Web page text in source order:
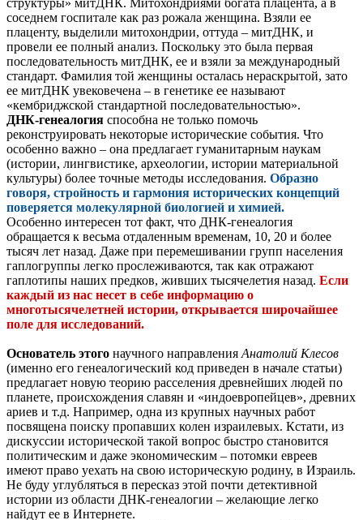
соседнем госпитале как раз рожала женщина. Взяли ее
плаценту, выделили митохондрии, оттуда – митДНК, и
провели ее полный анализ. Поскольку это была первая
последовательность митДНК, ее и взяли за международный
стандарт. Фамилия той женщины осталась нераскрытой, зато
ее митДНК увековечена – в генетике ее называют
«кембриджской стандартной последовательностью».
ДНК-генеалогия способна не только помочь
реконструировать некоторые исторические события. Что
особенно важно – она предлагает гуманитарным наукам
(истории, лингвистике, археологии, истории материальной
культуры) более точные методы исследования. Образно
говоря, стройность и гармония исторических концепций
поверяется молекулярной биологией и химией.
Особенно интересен тот факт, что ДНК-генеалогия
обращается к весьма отдаленным временам, 10, 20 и более
тысяч лет назад. Даже при перемешивании групп населения
гаплогруппы легко прослеживаются, так как отражают
гаплотипы наших предков, живших тысячелетия назад. Если
каждый из нас несет в себе информацию о
многотысячелетней истории, открывается широчайшее
поле для исследований.
Основатель этого научного направления Анатолий Клесов
(именно его генеалогический код приведен в начале статьи)
предлагает новую теорию расселения древнейших людей по
планете, происхождения славян и «индоевропейцев», древних
ариев и т.д. Например, одна из крупных научных работ
посвящена поиску пропавших колен израилевых. Кстати, из
дискуссии исторической такой вопрос быстро становится
политическим и даже экономическим – потомки евреев
имеют право уехать на свою историческую родину, в Израиль.
Не буду углубляться в пересказ этой почти детективной
истории из области ДНК-генеалогии – желающие легко
найдут ее в Интернете.